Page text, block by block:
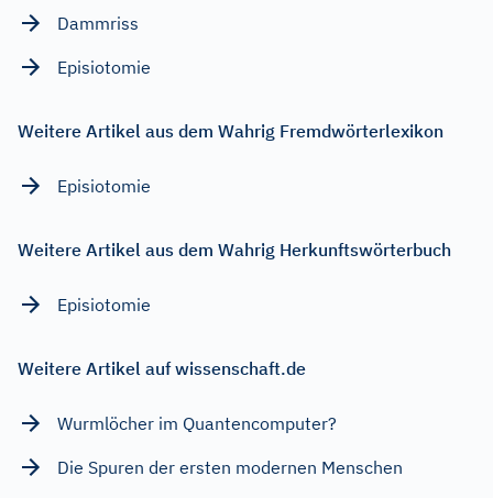
Dammriss
Episiotomie
Weitere Artikel aus dem Wahrig Fremdwörterlexikon
Episiotomie
Weitere Artikel aus dem Wahrig Herkunftswörterbuch
Episiotomie
Weitere Artikel auf wissenschaft.de
Wurmlöcher im Quantencomputer?
Die Spuren der ersten modernen Menschen